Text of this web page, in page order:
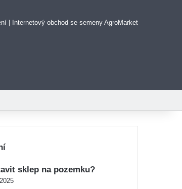
| Internetový obchod se semeny AgroMarket
sklep na pozemku?